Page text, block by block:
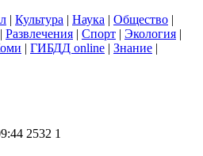
| Культура | Наука | Общество |
| Развлечения | Спорт | Экология |
| ГИБДД online | Знание |
2532 1